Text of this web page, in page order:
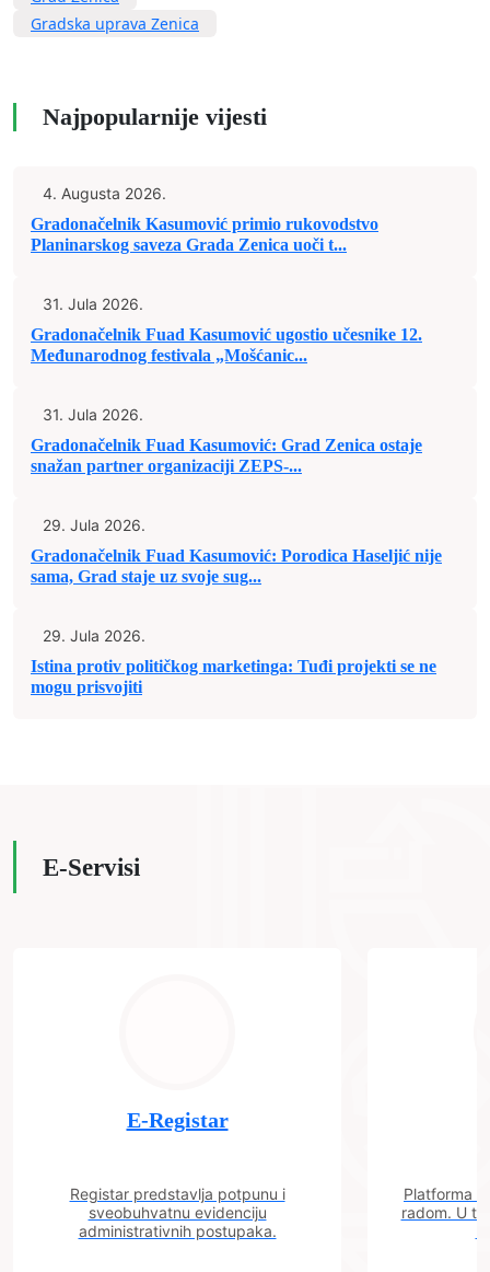
Gradska uprava Zenica
Najpopularnije vijesti
4. Augusta 2026.
Gradonačelnik Kasumović primio rukovodstvo
Planinarskog saveza Grada Zenica uoči t...
31. Jula 2026.
Gradonačelnik Fuad Kasumović ugostio učesnike 12.
Međunarodnog festivala „Mošćanic...
31. Jula 2026.
Gradonačelnik Fuad Kasumović: Grad Zenica ostaje
snažan partner organizaciji ZEPS-...
29. Jula 2026.
Gradonačelnik Fuad Kasumović: Porodica Haseljić nije
sama, Grad staje uz svoje sug...
29. Jula 2026.
Istina protiv političkog marketinga: Tuđi projekti se ne
mogu prisvojiti
E-Servisi
E-Registar
Registar predstavlja potpunu i
sveobuhvatnu evidenciju
administrativnih postupaka.
Platforma
radom. U